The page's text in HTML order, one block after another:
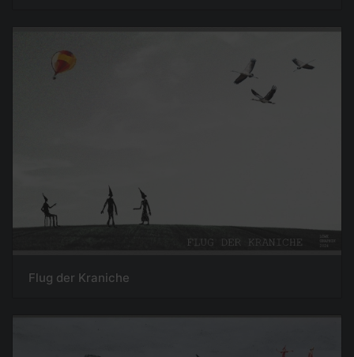
Flug der Kraniche